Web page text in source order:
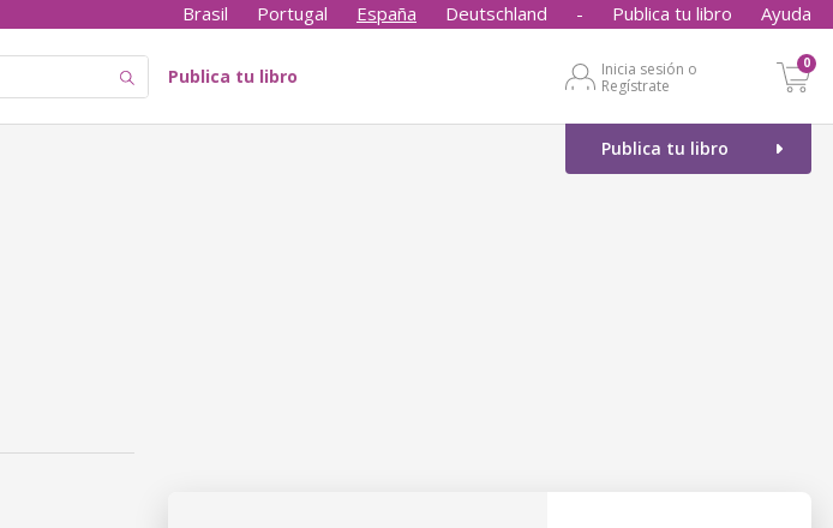
Brasil Portugal España Deutschland - Publica tu libro Ayuda
Publica tu libro
Inicia sesión o
Regístrate
0
Publica tu libro